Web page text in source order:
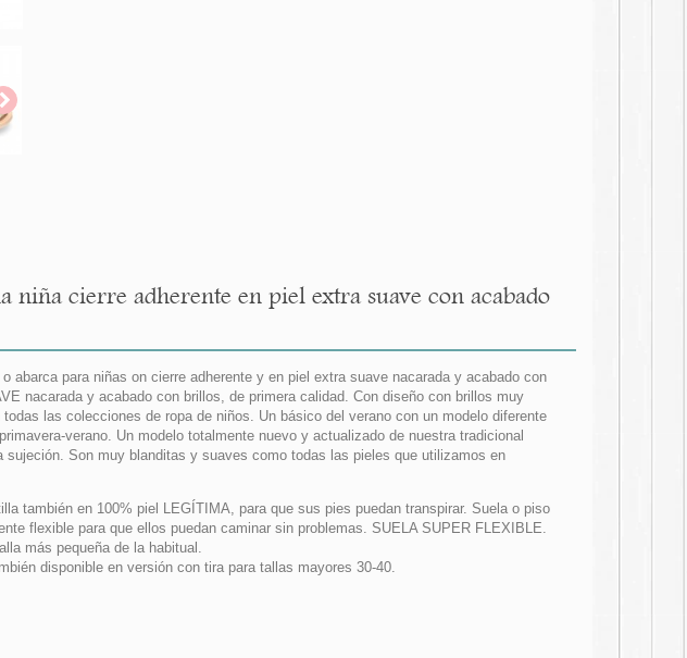
cierre adherente en piel extra suave con acabado
abarca para niñas on cierre adherente y en piel extra suave nacarada y acabado con
nacarada y acabado con brillos, de primera calidad. Con diseño con brillos muy
las colecciones de ropa de niños. Un básico del verano con un modelo diferente
verano. Un modelo totalmente nuevo y actualizado de nuestra tradicional
sujeción. Son muy blanditas y suaves como todas las pieles que utilizamos en
también en 100% piel LEGÍTIMA, para que sus pies puedan transpirar. Suela o piso
flexible para que ellos puedan caminar sin problemas. SUELA SUPER FLEXIBLE.
más pequeña de la habitual.
disponible en versión con tira para tallas mayores 30-40.